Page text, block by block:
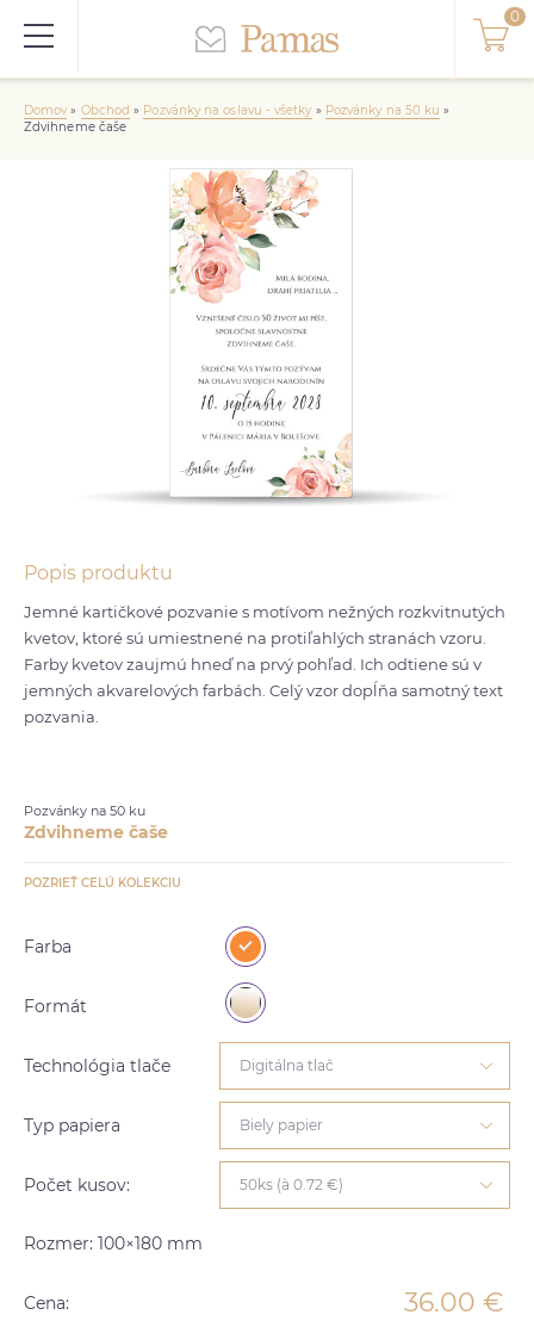
Domov» Obchod » Pozvánky na oslavu - všetky » Pozvánky na 50 ku »
Zdvihneme čaše
Popis produktu
Jemné kartičkové pozvanie s motívom nežných rozkvitnutých
kvetov, ktoré sú umiestnené na protiľahlých stranách vzoru.
Farby kvetov zaujmú hneď na prvý pohľad. Ich odtiene sú v
jemných akvarelových farbách. Celý vzor dopĺňa samotný text
pozvania.
Pozvánky na 50 ku
Zdvihneme čaše
POZRIEŤ CELÚ KOLEKCIU
Farba
Formát
Technológia tlače Digitálna tlač
Typ papiera Biely papier
Počet kusov: 50ks (à 0.72 €)
Rozmer: 100×180 mm
Cena: 36.00 €